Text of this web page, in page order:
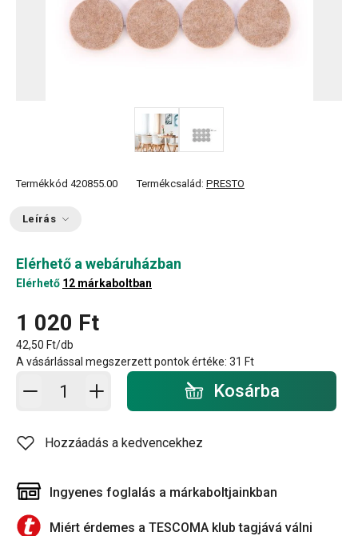
Termékkód 420855.00 Termékcsalád: PRESTO
Leírás
Elérhető a webáruházban
Elérhető 12 márkaboltban
1 020 Ft
42,50 Ft/db
A vásárlással megszerzett pontok értéke: 31 Ft
Kosárba - mennyiség Kosárba
Hozzáadás a kedvencekhez
Ingyenes foglalás a márkaboltjainkban
Miért érdemes a TESCOMA klub tagjává válni